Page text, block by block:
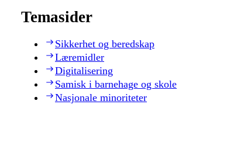
Temasider
Sikkerhet og beredskap
Læremidler
Digitalisering
Samisk i barnehage og skole
Nasjonale minoriteter